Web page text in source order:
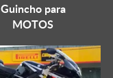
Guincho para
MOTOS